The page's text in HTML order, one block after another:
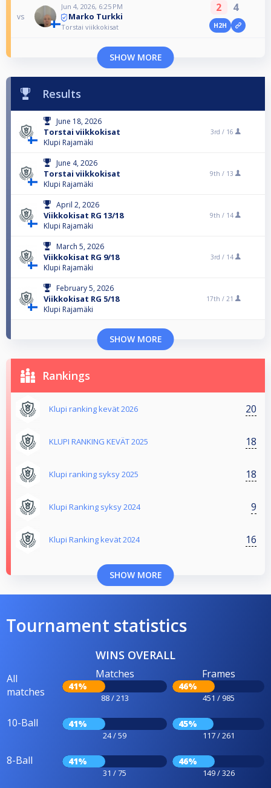
vs
Jun 4, 2026, 6:25 PM
Marko Turkki
Torstai viikkokisat
2 4
H2H
SHOW MORE
Results
June 18, 2026
Torstai viikkokisat
Klupi Rajamäki
3rd / 16
June 4, 2026
Torstai viikkokisat
Klupi Rajamäki
9th / 13
April 2, 2026
Viikkokisat RG 13/18
Klupi Rajamäki
9th / 14
March 5, 2026
Viikkokisat RG 9/18
Klupi Rajamäki
3rd / 14
February 5, 2026
Viikkokisat RG 5/18
Klupi Rajamäki
17th / 21
SHOW MORE
Rankings
Klupi ranking kevät 2026 20
KLUPI RANKING KEVÄT 2025 18
Klupi ranking syksy 2025 18
Klupi Ranking syksy 2024 9
Klupi Ranking kevät 2024 16
SHOW MORE
Tournament statistics
WINS OVERALL
All
matches
Matches
41%
88 / 213
Frames
46%
451 / 985
10-Ball 41%
24 / 59
45%
117 / 261
8-Ball 41%
31 / 75
46%
149 / 326